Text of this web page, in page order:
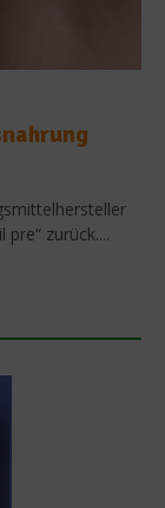
zurück....